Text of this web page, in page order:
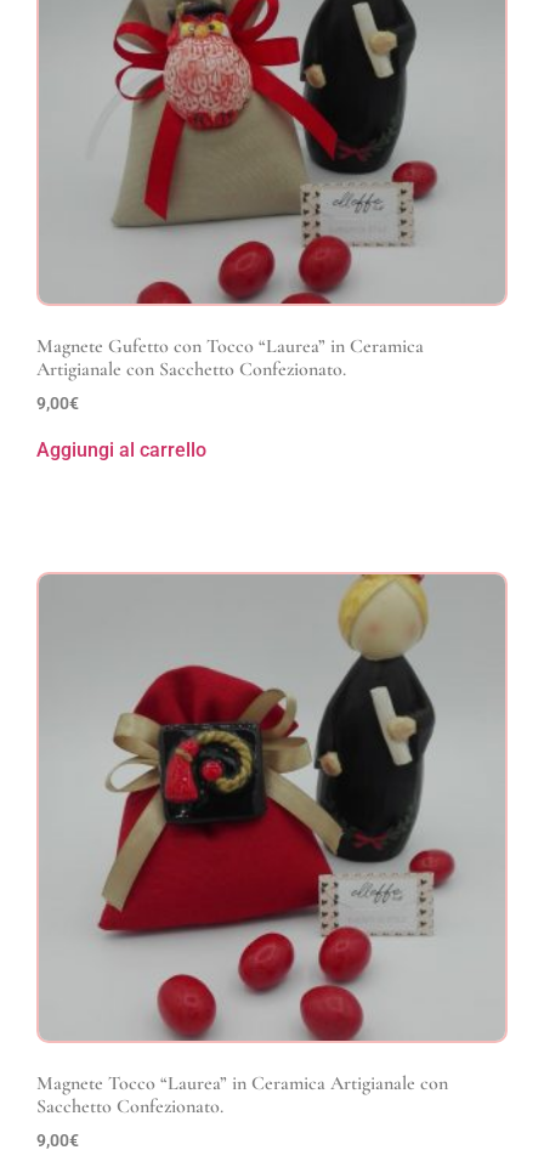
Magnete Gufetto con Tocco “Laurea” in Ceramica
Artigianale con Sacchetto Confezionato.
9,00€
Aggiungi al carrello
Magnete Tocco “Laurea” in Ceramica Artigianale con
Sacchetto Confezionato.
9,00€